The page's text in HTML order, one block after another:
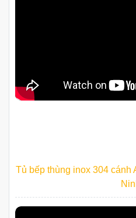
Tủ bếp thùng inox 304 cánh